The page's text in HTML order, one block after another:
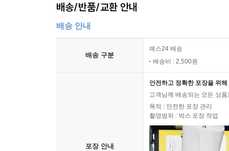
배송/반품/교환 안내
배송 안내
배송 구분
예스24 배송
배송비 : 2,500원
포장 안내
안전하고 정확한 포장을 위
고객님께 배송되는 모든 상
목적 : 안전한 포장 관리
촬영범위 : 박스 포장 작업